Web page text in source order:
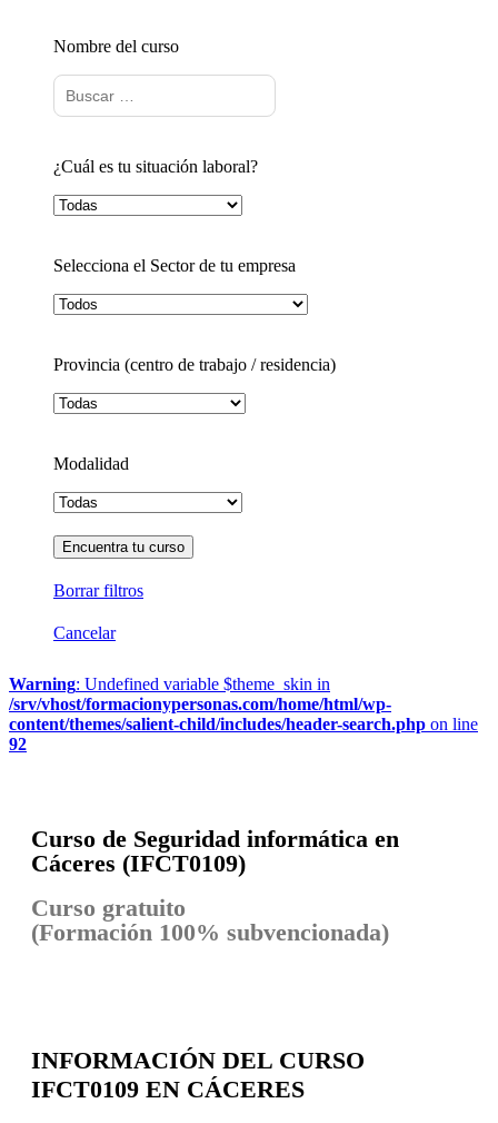
Nombre del curso
¿Cuál es tu situación laboral?
Selecciona el Sector de tu empresa
Provincia (centro de trabajo / residencia)
Modalidad
Borrar filtros
Cancelar
Warning: Undefined variable $theme_skin in
/srv/vhost/formacionypersonas.com/home/html/wp-
content/themes/salient-child/includes/header-search.php on line
92
Curso de Seguridad informática en
Cáceres (IFCT0109)
Curso gratuito
(Formación 100% subvencionada)
INFORMACIÓN DEL CURSO
IFCT0109 EN CÁCERES